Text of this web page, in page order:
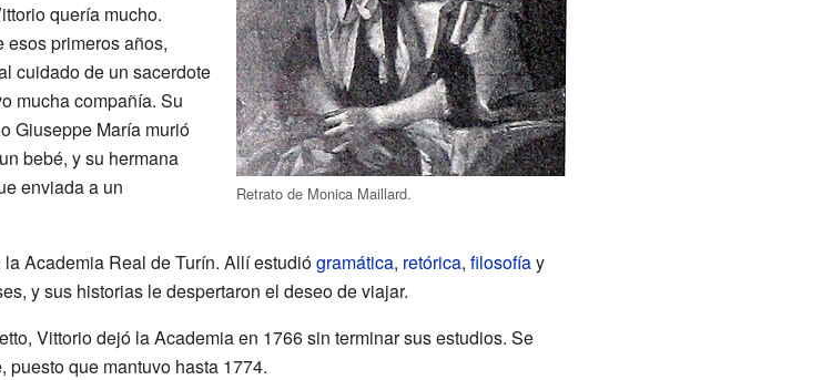
Retrato de Monica Maillard.
quería mucho.
esos primeros años,
cuidado de un sacerdote
mucha compañía. Su
Giuseppe María murió
bebé, y su hermana
enviada a un
Academia Real de Turín. Allí estudiógramática, retórica, filosofíay
y sus historias le despertaron el deseo de viajar.
Vittorio dejó la Academia en 1766 sin terminar sus estudios. Se
puesto que mantuvo hasta 1774.